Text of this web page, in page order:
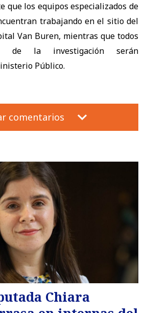
que los equipos especializados de
trabajando en el sitio del
Van Buren, mientras que todos
de la investigación serán
Público.
comentarios
Chiara